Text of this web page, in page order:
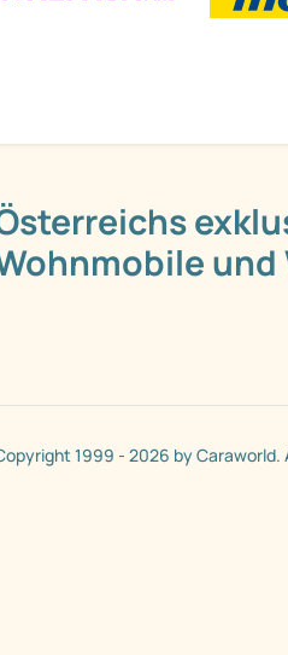
und
1999 - 2026 by Caraworld.